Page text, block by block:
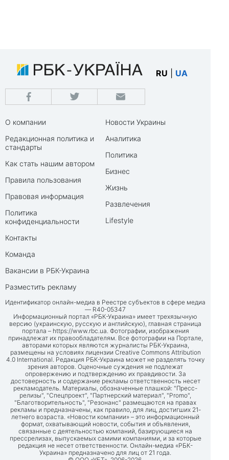
RU UA
О компании
Редакционная политика и
стандарты
Как стать нашим автором
Правила пользования
Правовая информация
Политика
конфиденциальности
Контакты
Команда
Вакансии в РБК-Украина
Разместить рекламу
Новости Украины
Аналитика
Политика
Бизнес
Жизнь
Развлечения
Lifestyle
Идентификатор онлайн-медиа в Реестре субъектов в сфере медиа
— R40-05347
Информационный портал «РБК-Украина» имеет трехязычную
версию (украинскую, русскую и английскую), главная страница
портала – https://www.rbc.ua. Фотографии, изображения
принадлежат их правообладателям. Все фотографии на Портале,
авторами которых являются журналисты РБК-Украина,
размещены на условиях лицензии Creative Commons Attribution
4.0 International. Редакция РБК-Украина может не разделять точку
зрения авторов. Оценочные суждения не подлежат
опровержению и подтверждению их правдивости. За
достоверность и содержание рекламы ответственность несет
рекламодатель. Материалы, обозначенные плашкой: "Пресс-
релизы", "Спецпроект", "Партнерский материал", "Promo",
"Благотворительность", "Резонанс" размещаются на правах
рекламы и предназначены, как правило, для лиц, достигших 21-
летнего возраста. «Новости компании» – это информационный
формат, охватывающий новости, события и объявления,
связанные с деятельностью компаний, базирующиеся на
прессрелизах, выпускаемых самими компаниями, и за которые
редакция не несет ответственности. Онлайн-медиа «РБК-
Украина» предназначено для лиц от 21 года.